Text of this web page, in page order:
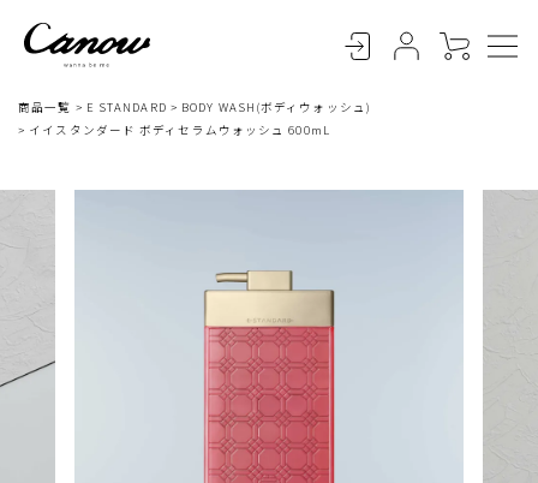
商品一覧 E STANDARD
BODY WASH(ボディウォッシュ)
イイスタンダード ボディセラムウォッシュ 600mL